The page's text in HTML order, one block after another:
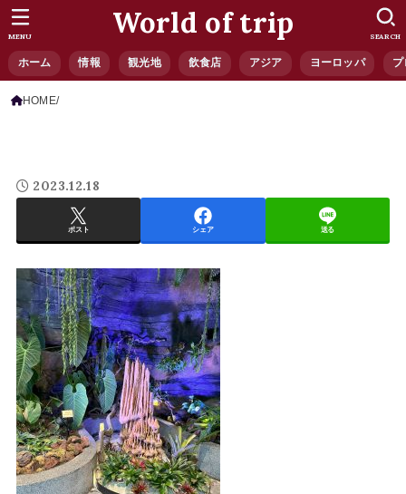
World of trip
ホーム 情報 観光地 飲食店 アジア ヨーロッパ プ
SEARCH
MENU
HOME
2023.12.18
ポスト シェア 送る